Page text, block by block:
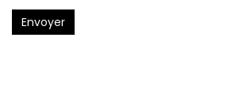
Envoyer